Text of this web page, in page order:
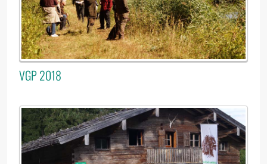
VGP 2018